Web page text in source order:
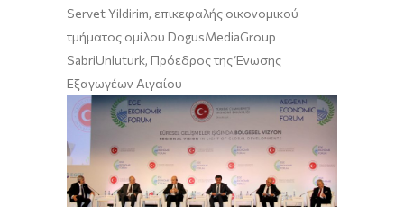
Servet Yildirim, επικεφαλής οικονομικού
τμήματος ομίλου DogusMediaGroup
SabriUnluturk, Πρόεδρος της Ένωσης
Εξαγωγέων Αιγαίου